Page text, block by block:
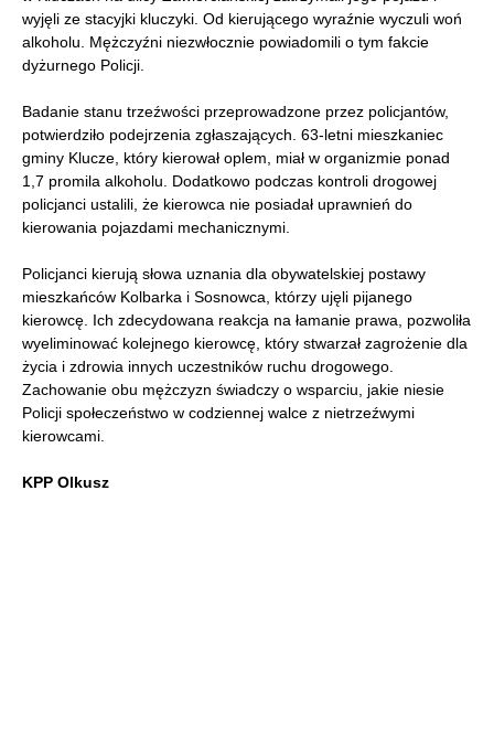
wyjęli ze stacyjki kluczyki. Od kierującego wyraźnie wyczuli woń
alkoholu. Mężczyźni niezwłocznie powiadomili o tym fakcie
dyżurnego Policji.
Badanie stanu trzeźwości przeprowadzone przez policjantów,
potwierdziło podejrzenia zgłaszających. 63-letni mieszkaniec
gminy Klucze, który kierował oplem, miał w organizmie ponad
1,7 promila alkoholu. Dodatkowo podczas kontroli drogowej
policjanci ustalili, że kierowca nie posiadał uprawnień do
kierowania pojazdami mechanicznymi.
Policjanci kierują słowa uznania dla obywatelskiej postawy
mieszkańców Kolbarka i Sosnowca, którzy ujęli pijanego
kierowcę. Ich zdecydowana reakcja na łamanie prawa, pozwoliła
wyeliminować kolejnego kierowcę, który stwarzał zagrożenie dla
życia i zdrowia innych uczestników ruchu drogowego.
Zachowanie obu mężczyzn świadczy o wsparciu, jakie niesie
Policji społeczeństwo w codziennej walce z nietrzeźwymi
kierowcami.
KPP Olkusz